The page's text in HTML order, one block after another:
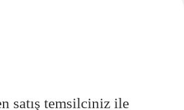
satış temsilciniz ile